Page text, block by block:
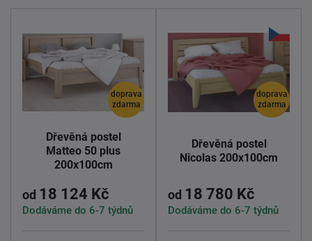
doprava
zdarma
Dřevěná postel
Matteo 50 plus
200x100cm
od 18 124 Kč
Dodáváme do 6-7 týdnů
doprava
zdarma
Dřevěná postel
Nicolas 200x100cm
od 18 780 Kč
Dodáváme do 6-7 týdnů